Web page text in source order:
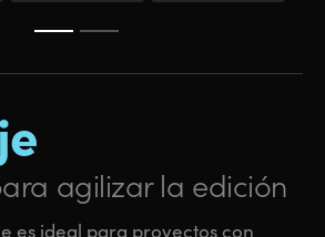
agilizar la edición
es ideal para proyectos con